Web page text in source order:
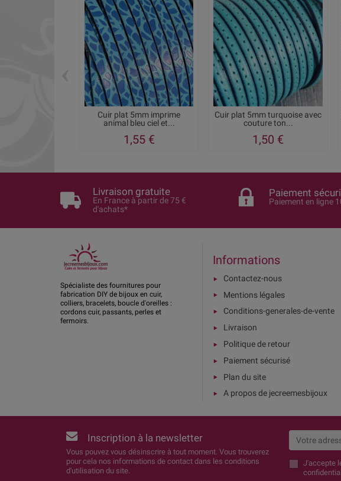
Cuir plat 5mm imprime
animal bleu ciel et...
1,55 €
Cuir plat 5mm turquoise avec
couture ton...
1,50 €
Livraison gratuite
En France à partir de 75 €
d'achats*
Paiement
Paiement en ligne
Spécialiste des fournitures pour
fabrication DIY de bijoux en cuir,
colliers, bracelets, boucle d'oreilles :
cordons cuir, passants, perles et
fermoirs.
Informations
Contactez-nous
Mentions légales
Conditions-generales-de-vente
Livraison
Politique de retour
Paiement sécurisé
Plan du site
A propos de jecreemesbijoux
Inscription à la newsletter
Vous pouvez vous désinscrire à tout moment. Vous trouverez
pour cela nos informations de contact dans les conditions
d'utilisation du site.
J'accepte